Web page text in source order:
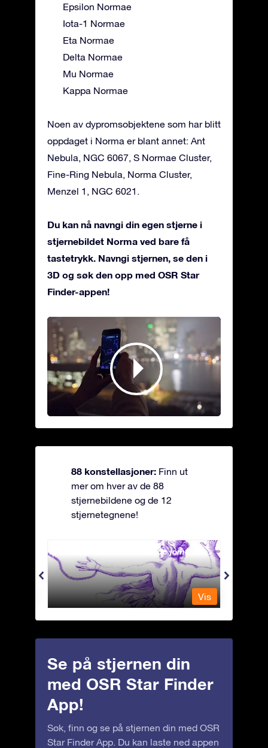
Epsilon Normae
Iota-1 Normae
Eta Normae
Delta Normae
Mu Normae
Kappa Normae
Noen av dypromsobjektene som har blitt
oppdaget i Norma er blant annet: Ant
Nebula, NGC 6067, S Normae Cluster,
Fine-Ring Nebula, Norma Cluster,
Menzel 1, NGC 6021.
Du kan nå navngi din egen stjerne i
stjernebildet Norma ved bare få
tastetrykk. Navngi stjernen, se den i
3D og søk den opp med OSR Star
Finder-appen!
88 konstellasjoner: Finn ut
mer om hver av de 88
stjernebildene og de 12
stjernetegnene!
Andromeda - Den lenkede jomfrua
Vis
Se på stjernen din
med OSR Star Finder
App!
Søk, finn og se på stjernen din med OSR
Star Finder App. Du kan laste ned appen